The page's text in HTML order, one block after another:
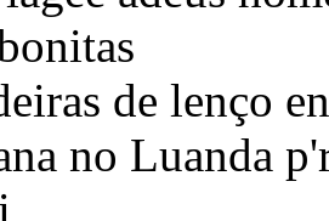
de lenço
no Luanda